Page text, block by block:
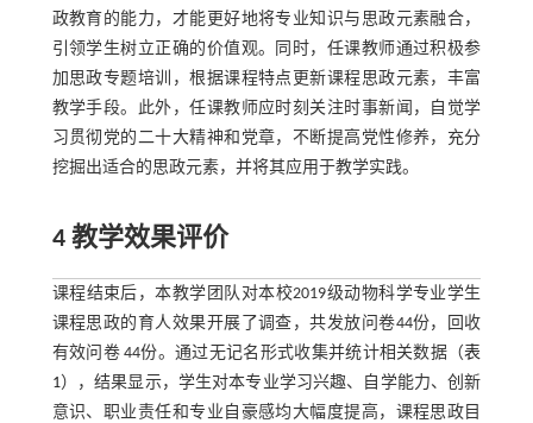
政教育的能力，才能更好地将专业知识与思政元素融合，
引领学生树立正确的价值观。同时，任课教师通过积极参
加思政专题培训，根据课程特点更新课程思政元素，丰富
教学手段。此外，任课教师应时刻关注时事新闻，自觉学
习贯彻党的二十大精神和党章，不断提高党性修养，充分
挖掘出适合的思政元素，并将其应用于教学实践。
4 教学效果评价
课程结束后，本教学团队对本校2019级动物科学专业学生
课程思政的育人效果开展了调查，共发放问卷44份，回收
有效问卷 44份。通过无记名形式收集并统计相关数据（表
1），结果显示，学生对本专业学习兴趣、自学能力、创新
意识、职业责任和专业自豪感均大幅度提高，课程思政目